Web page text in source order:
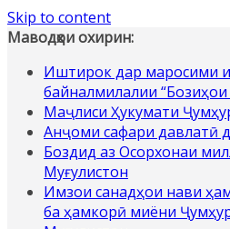
Skip to content
Маводҳои охирин:
Иштирок дар маросими
байналмилалии “Бозиҳои
Маҷлиси Ҳукумати
Анҷоми сафари давлатӣ
Боздид аз Осорхонаи
Муғулистон
Имзои санадҳои нави
ба ҳамкорӣ миёни